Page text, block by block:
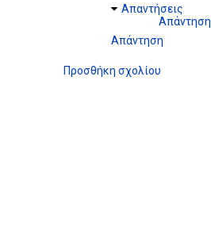
Απαντήσεις
Απάντηση
Απάντηση
Προσθήκη σχολίου